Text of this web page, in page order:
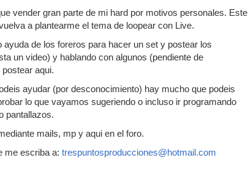
vender gran parte de mi hard por motivos personales. Este
a plantearme el tema de loopear con Live.
ayuda de los foreros para hacer un set y postear los
un video) y hablando con algunos (pendiente de
aqui.
ayudar (por desconocimiento) hay mucho que podeis
lo que vayamos sugeriendo o incluso ir programando
pantallazos.
mails, mp y aqui en el foro.
me escriba a: trespuntosproducciones@hotmail.com